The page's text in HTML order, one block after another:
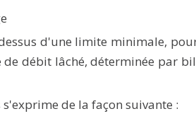
d'une limite minimale,
débit lâché, déterminée par
de la façon suivante :